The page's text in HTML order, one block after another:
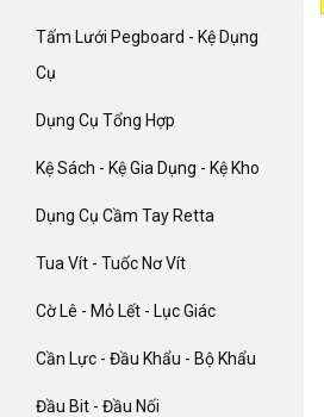
Tấm Lưới Pegboard - Kệ Dụng
Cụ
Dụng Cụ Tổng Hợp
Kệ Sách - Kệ Gia Dụng - Kệ Kho
Dụng Cụ Cầm Tay Retta
Tua Vít - Tuốc Nơ Vít
Cờ Lê - Mỏ Lết - Lục Giác
Cần Lực - Đầu Khẩu - Bộ Khẩu
Đầu Bit - Đầu Nối